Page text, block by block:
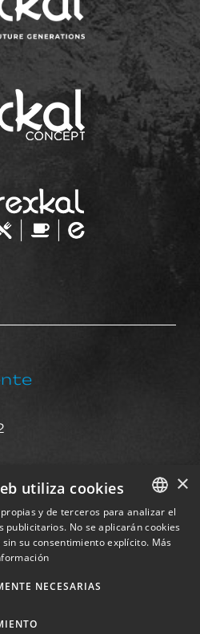
SPANISH
×
utiliza cookies
y de terceros para analizar el
publicitarios. No se aplicarán cookies
su consentimiento explícito. Más
NECESARIAS